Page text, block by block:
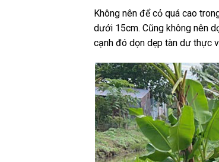
Không nên để cỏ quá cao
dưới 15cm. Cũng không nên
cạnh đó dọn dẹp tàn dư thực